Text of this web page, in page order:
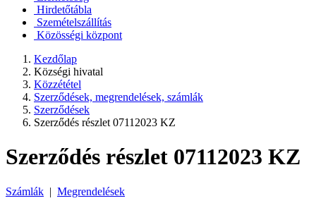
Hirdetőtábla
Szemételszállítás
Közösségi központ
Kezdőlap
Községi hivatal
Közzététel
Szerződések, megrendelések, számlák
Szerződések
Szerződés részlet 07112023 KZ
Szerződés részlet 07112023 KZ
Számlák | Megrendelések